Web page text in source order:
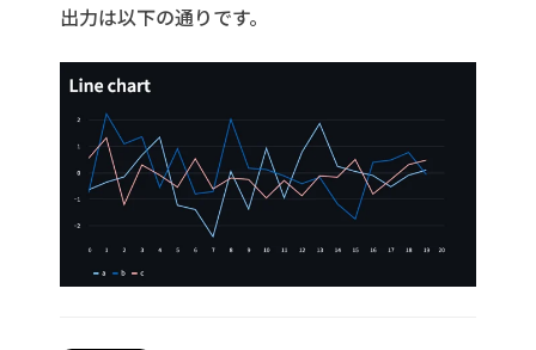
出力は以下の通りです。